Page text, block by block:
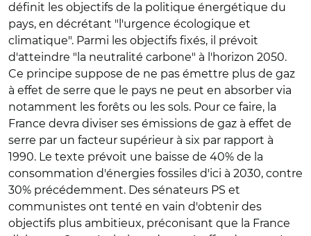
définit les objectifs de la politique énergétique du
pays, en décrétant "l'urgence écologique et
climatique". Parmi les objectifs fixés, il prévoit
d'atteindre "la neutralité carbone" à l'horizon 2050.
Ce principe suppose de ne pas émettre plus de gaz
à effet de serre que le pays ne peut en absorber via
notamment les forêts ou les sols. Pour ce faire, la
France devra diviser ses émissions de gaz à effet de
serre par un facteur supérieur à six par rapport à
1990. Le texte prévoit une baisse de 40% de la
consommation d'énergies fossiles d'ici à 2030, contre
30% précédemment. Des sénateurs PS et
communistes ont tenté en vain d'obtenir des
objectifs plus ambitieux, préconisant que la France